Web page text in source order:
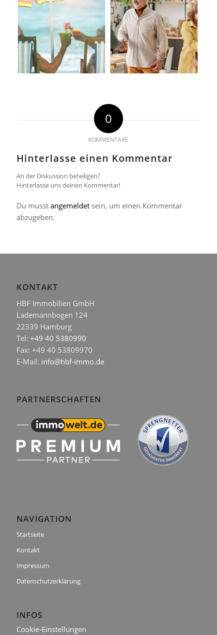
0
KOMMENTARE
Hinterlasse einen Kommentar
An der Diskussion beteiligen?
Hinterlasse uns deinen Kommentar!
Du musst angemeldetsein, um einen Kommentar
abzugeben.
KONTAKT
HBF Immobilien GmbH
Lademannbogen 124
22339 Hamburg
Tel: +49 40 5380990
Fax: +49 40 53809970
E-Mail: info@hbf-immo.de
PARTNERSCHAFTEN
NAVIGATION
Startseite
Kontakt
Impressum
Datenschutzerklärung
INFOS
Cookie-Einstellungen